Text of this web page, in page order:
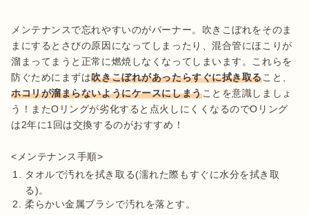
メンテナンスで忘れやすいのがバーナー。吹きこぼれをそのま
まにするとさびの原因になってしまったり、混合管にほこりが
溜まってまうと正常に燃焼しなくなってしまいます。これらを
防ぐためにまずは吹きこぼれがあったらすぐに拭き取ること、
ホコリが溜まらないようにケースにしまうことを意識しましょ
う！またOリングが劣化すると点火しにくくなるのでOリング
は2年に1回は交換するのがおすすめ！
タオルで汚れを拭き取る(濡れた際もすぐに水分を拭き取
る)。
柔らかい金属ブラシで汚れを落とす。